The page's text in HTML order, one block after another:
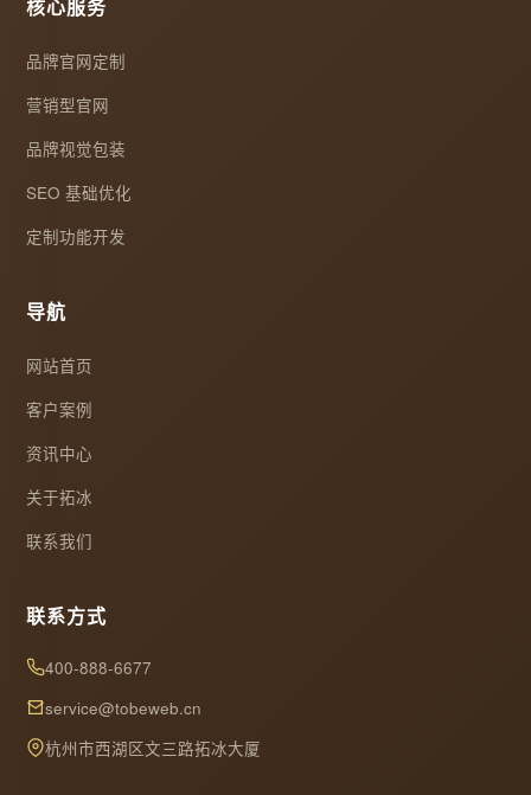
核心服务
品牌官网定制
营销型官网
品牌视觉包装
SEO 基础优化
定制功能开发
导航
网站首页
客户案例
资讯中心
关于拓冰
联系我们
联系方式
400-888-6677
service@tobeweb.cn
杭州市西湖区文三路拓冰大厦